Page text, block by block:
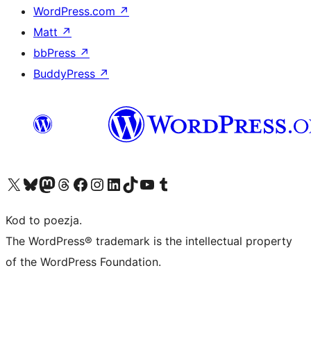
WordPress.com ↗
Matt ↗
bbPress ↗
BuddyPress ↗
Odwiedź nasze konto X (dawniej Twitter)
Odwiedź nasze konto Bluesky
Odwiedź nasze konto na Mastodoncie
Odwiedź naszego Threadsa
Odwiedź naszego Facebooka
Odwiedź nasze konto na Instagramie
Odwiedź nasze konto na LinkedIn
Odwiedź naszego TikToka
Odwiedź nasz kanał YouTube
Odwiedź naszego Tumblra
Kod to poezja.
The WordPress® trademark is the intellectual property
of the WordPress Foundation.